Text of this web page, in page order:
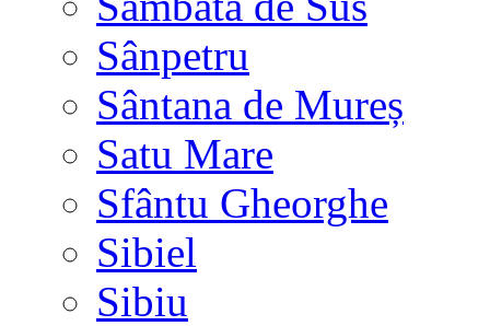
Sânpetru
Sântana de Mureș
Satu Mare
Sfântu Gheorghe
Sibiel
Sibiu